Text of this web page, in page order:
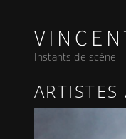
Instants de scène
ARTISTES